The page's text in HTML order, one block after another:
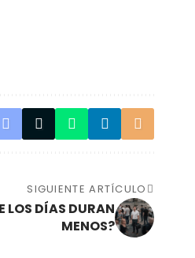
SIGUIENTE ARTÍCULO
LOS DÍAS DURAN
MENOS?